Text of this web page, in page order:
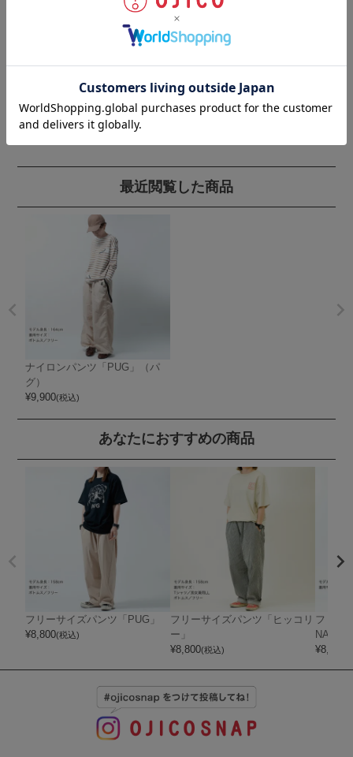
最近閲覧した商品
ナイロンパンツ「PUG」（パ
グ）
¥9,900(税込)
あなたにおすすめの商品
フリーサイズパンツ「PUG」
¥8,800(税込)
フリーサイズパンツ「ヒッコリ
ー」
¥8,800(税込)
フリー
NAGA
¥8,800